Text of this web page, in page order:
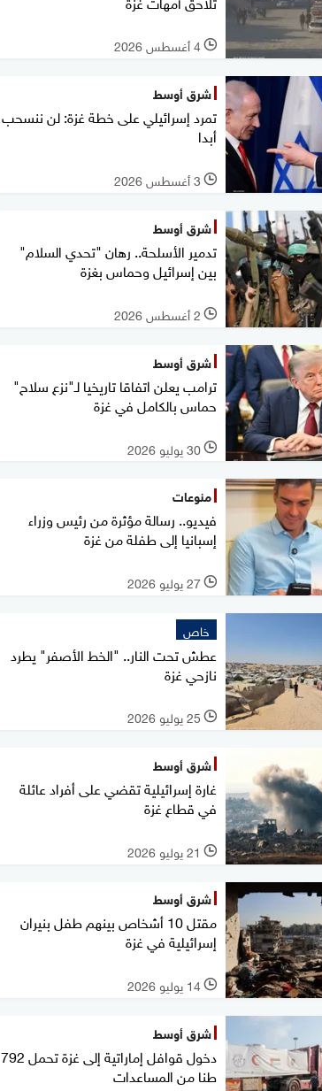
l 4 أغسطس 2026
شرق أوسط
تمرد إسرائيلي على خطة غزة: لن ننسحب
أبدا
l 3 أغسطس 2026
شرق أوسط
تدمير الأسلحة.. رهان "تحدي السلام"
بين إسرائيل وحماس بغزة
l 2 أغسطس 2026
شرق أوسط
ترامب يعلن اتفاقا تاريخيا لـ"نزع سلاح"
حماس بالكامل في غزة
l 30 يوليو 2026
منوعات
فيديو.. رسالة مؤثرة من رئيس وزراء
إسبانيا إلى طفلة من غزة
l 27 يوليو 2026
خاص
عطش تحت النار.. "الخط الأصفر" يطرد
نازحي غزة
l 25 يوليو 2026
شرق أوسط
غارة إسرائيلية تقضي على أفراد عائلة
في قطاع غزة
l 21 يوليو 2026
شرق أوسط
مقتل 10 أشخاص بينهم طفل بنيران
إسرائيلية في غزة
l 14 يوليو 2026
شرق أوسط
دخول قوافل إماراتية إلى غزة تحمل 792
طنا من المساعدات